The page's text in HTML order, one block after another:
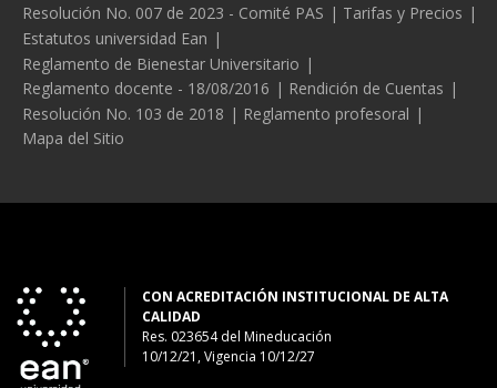
Resolución No. 007 de 2023 - Comité PAS
Tarifas y Precios
Estatutos universidad Ean
Reglamento de Bienestar Universitario
Reglamento docente - 18/08/2016
Rendición de Cuentas
Resolución No. 103 de 2018
Reglamento profesoral
Mapa del Sitio
CON ACREDITACIÓN INSTITUCIONAL DE ALTA
CALIDAD
Res. 023654del Mineducación
10/12/21, Vigencia 10/12/27